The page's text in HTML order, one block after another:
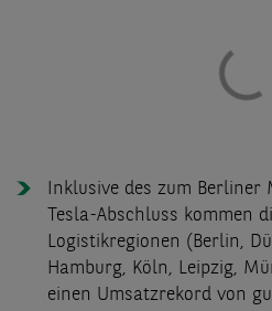
Inklusive des zum Berliner
Tesla-Abschluss kommen
Logistikregionen (Berlin,
Hamburg, Köln, Leipzig,
einen Umsatzrekord von